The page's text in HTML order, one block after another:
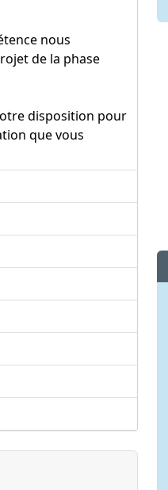
nous
de la phase
disposition pour
que vous